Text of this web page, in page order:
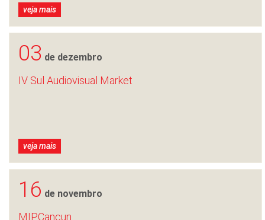
veja mais
03 de dezembro
IV Sul Audiovisual Market
veja mais
16 de novembro
MIPCancun